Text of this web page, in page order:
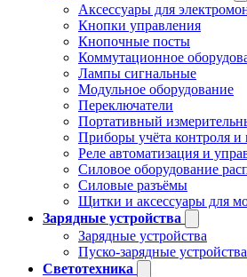
Аксессуары для
Кнопки управления
Кнопочные посты
Коммутационное
Лампы сигнальные
Модульное оборудование
Переключатели
Портативный
Приборы учёта контроля и
Реле автоматизация и
Силовое оборудование
Силовые разъёмы
Щитки и аксессуары для
Зарядные устройства
Зарядные устройства
Пуско-зарядные устройства
Светотехника